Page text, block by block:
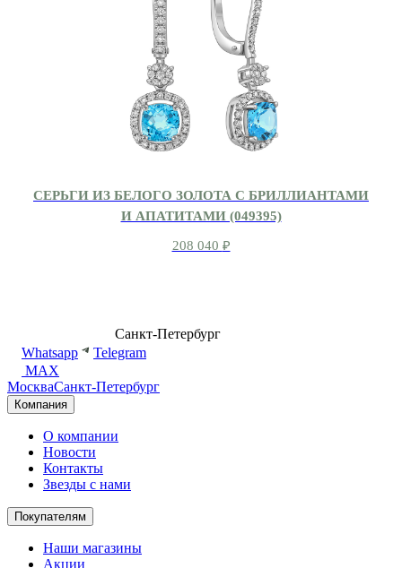
СЕРЬГИ ИЗ БЕЛОГО ЗОЛОТА С БРИЛЛИАНТАМИ
И АПАТИТАМИ (049395)
208 040 ₽
Санкт-Петербург
Whatsapp
Telegram
MAX
МоскваСанкт-Петербург
Компания
О компании
Новости
Контакты
Звезды с нами
Покупателям
Наши магазины
Акции